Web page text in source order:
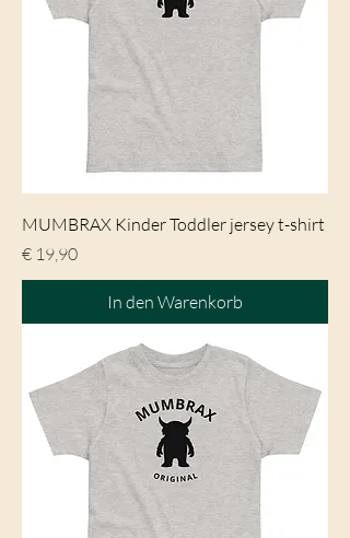
MUMBRAX Kinder Toddler jersey t-shirt
Preis
€ 19,90
In den Warenkorb